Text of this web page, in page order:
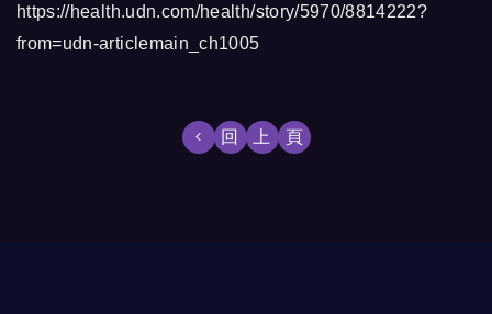
https://health.udn.com/health/story/5970/8814222?
from=udn-articlemain_ch1005
回上頁